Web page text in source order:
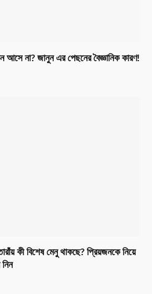
আসে না? জানুন এর পেছনের বৈজ্ঞানিক কারণ!
কী বিশেষ মেনু থাকছে? প্রিয়জনকে নিয়ে
নিন